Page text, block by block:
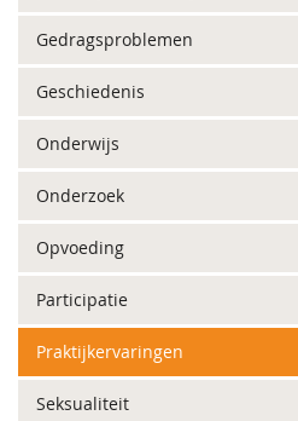
Gedragsproblemen
Geschiedenis
Onderwijs
Onderzoek
Opvoeding
Participatie
Praktijkervaringen
Seksualiteit